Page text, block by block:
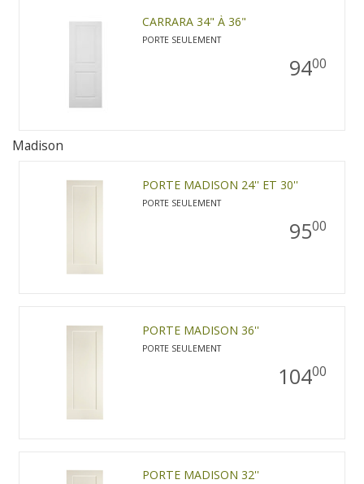
CARRARA 34" À 36"
PORTE SEULEMENT
9400
Madison
PORTE MADISON 24'' ET 30''
PORTE SEULEMENT
9500
PORTE MADISON 36''
PORTE SEULEMENT
10400
PORTE MADISON 32''